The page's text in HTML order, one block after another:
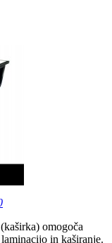
omogoča
in kaširanje.